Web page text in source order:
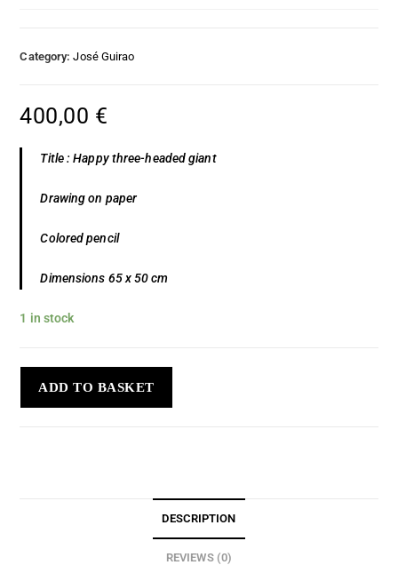
Category:José Guirao
400,00 €
Title : Happy three-headed giant
Drawing on paper
Colored pencil
Dimensions 65 x 50 cm
1 in stock
ADD TO BASKET
DESCRIPTION
REVIEWS (0)